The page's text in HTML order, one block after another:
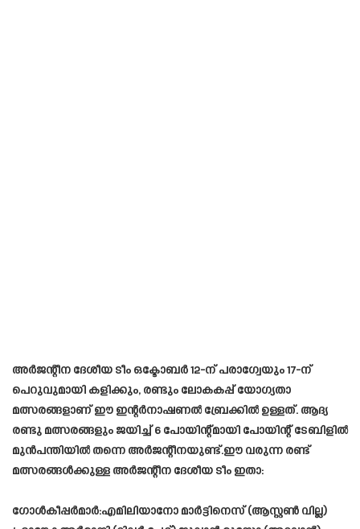
അർജന്റീന ദേശീയ ടീം ഒക്ടോബർ 12-ന് പരാഗ്വേയും 17-ന്
പെറുവുമായി കളിക്കും, രണ്ടും ലോകകപ്പ് യോഗ്യതാ
മത്സരങ്ങളാണ് ഈ ഇന്റർനാഷണൽ ബ്രേക്കിൽ ഉള്ളത്. ആദ്യ
രണ്ടു മത്സരങ്ങളും ജയിച്ച് 6 പോയിന്റ്മായി പോയിന്റ് ടേബിളിൽ
മുൻപന്തിയിൽ തന്നെ അർജന്റീനയുണ്ട്.ഈ വരുന്ന രണ്ട്
മത്സരങ്ങൾക്കുള്ള അർജന്റീന ദേശീയ ടീം ഇതാ:
ഗോൾകീപ്പർമാർ:എമിലിയാനോ മാർട്ടിനെസ് (ആസ്റ്റൺ വില്ല)